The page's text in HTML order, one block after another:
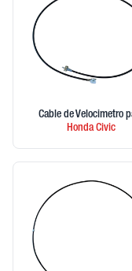
Cable de Velocimetro
HondaCivic